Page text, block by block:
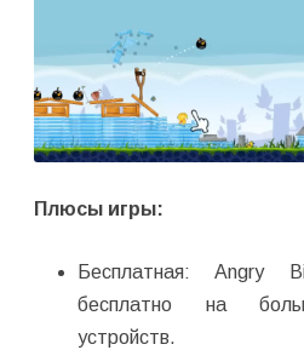
Плюсы игры:
Бесплатная: Angry
бесплатно на
устройств.